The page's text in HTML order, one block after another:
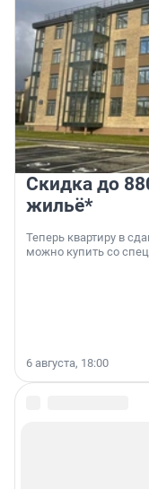
Скидка до
жильё*
Теперь квартиру в
можно купить со
6 августа, 18:00